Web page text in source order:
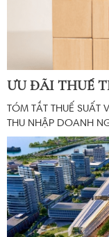
ƯU ĐÃI THUẾ
TÓM TẮT THUẾ SUẤT
THU NHẬP DOANH